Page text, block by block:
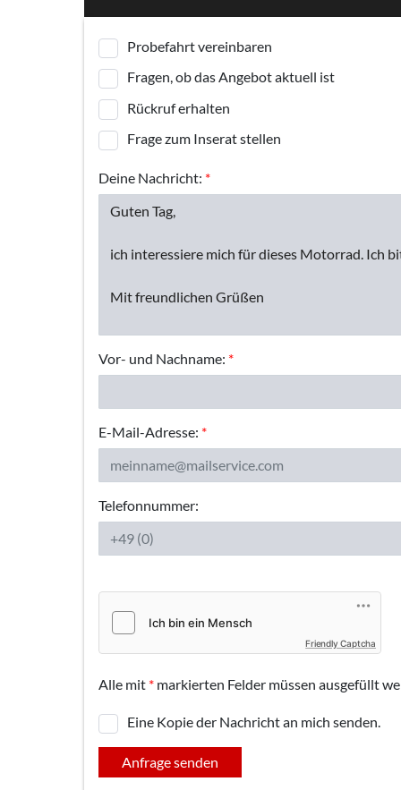
Probefahrt vereinbaren
Fragen, ob das Angebot aktuell ist
Rückruf erhalten
Frage zum Inserat stellen
Deine Nachricht: *
Vor- und Nachname: *
E-Mail-Adresse: *
Telefonnummer:
Friendly Captcha
Alle mit * markierten Felder müssen ausgefüllt
Eine Kopie der Nachricht an mich senden.
Anfrage senden